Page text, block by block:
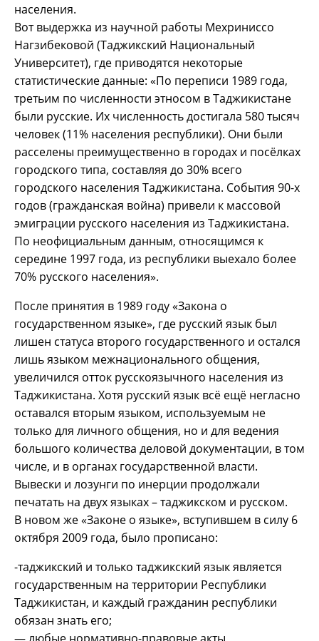
населения.
Вот выдержка из научной работы Мехриниссо
Нагзибековой (Таджикский Национальный
Университет), где приводятся некоторые
статистические данные: «По переписи 1989 года,
третьим по численности этносом в Таджикистане
были русские. Их численность достигала 580 тысяч
человек (11% населения республики). Они были
расселены преимущественно в городах и посёлках
городского типа, составляя до 30% всего
городского населения Таджикистана. События 90-х
годов (гражданская война) привели к массовой
эмиграции русского населения из Таджикистана.
По неофициальным данным, относящимся к
середине 1997 года, из республики выехало более
70% русского населения».
После принятия в 1989 году «Закона о
государственном языке», где русский язык был
лишен статуса второго государственного и остался
лишь языком межнационального общения,
увеличился отток русскоязычного населения из
Таджикистана. Хотя русский язык всё ещё негласно
оставался вторым языком, используемым не
только для личного общения, но и для ведения
большого количества деловой документации, в том
числе, и в органах государственной власти.
Вывески и лозунги по инерции продолжали
печатать на двух языках – таджикском и русском.
В новом же «Законе о языке», вступившем в силу 6
октября 2009 года, было прописано:
-таджикский и только таджикский язык является
государственным на территории Республики
Таджикистан, и каждый гражданин республики
обязан знать его;
— любые нормативно-правовые акты,